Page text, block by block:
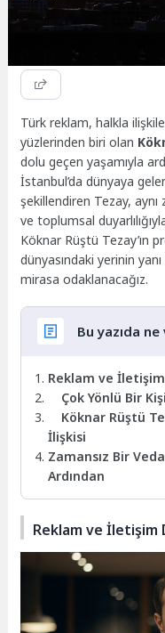
Türk reklam, halkla
yüzlerinden biri olan
dolu geçen yaşamıyla
İstanbul’da dünyaya
şekillendiren Tezay,
ve toplumsal
Köknar Rüştü Tezay’ın
dünyasındaki yerinin yanı
mirasa odaklanacağız.
Bu yazıda ne
Reklam ve İletişim
Çok Yönlü Bir
Köknar Rüştü
İlişkisi
Zamansız Bir
Ardından
Reklam ve İletişim